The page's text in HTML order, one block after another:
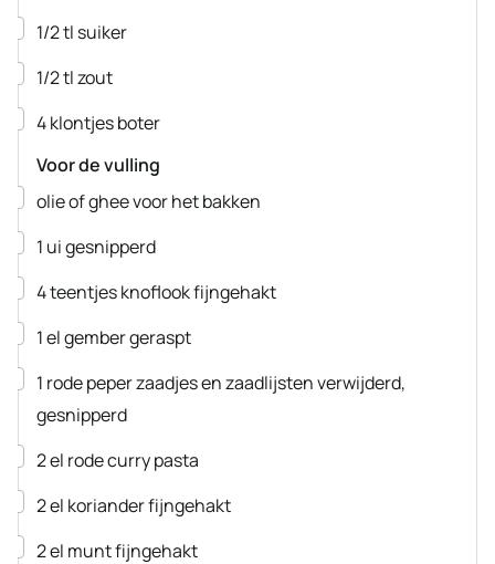
▢
1/2tl suiker
▢
1/2tlzout
▢
4klontjesboter
Voor de vulling
▢
olie of ghee voor het bakken
▢
1 uigesnipperd
▢
4teentjesknoflookfijngehakt
▢
1elgembergeraspt
▢
1 rode peperzaadjes en zaadlijsten verwijderd,
gesnipperd
▢
2el rode curry pasta
▢
2el korianderfijngehakt
▢
2el muntfijngehakt